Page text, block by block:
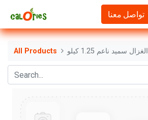
تواصل معنا
All Products الغزال سميد ناعم 1.25 كيلو